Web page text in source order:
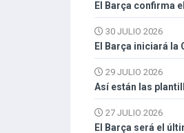
El Barça confirma
30 JULIO 2026
El Barça iniciará la
29 JULIO 2026
Así están las
27 JULIO 2026
El Barça será el